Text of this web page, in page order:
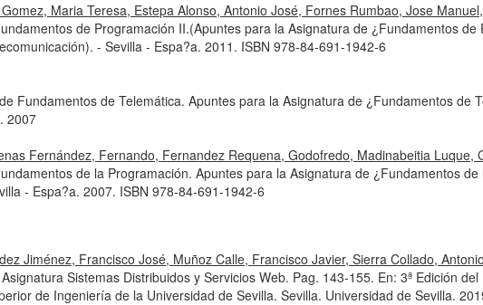
Maria Teresa, Estepa Alonso, Antonio José, Fornes Rumbao, Jose
de Programación II.(Apuntes para la Asignatura de ¿Fundamentos
- Sevilla - Espa?a. 2011. ISBN 978-84-691-1942-6
Fundamentos de Telemática. Apuntes para la Asignatura de ¿Fundamentos de
2007
Fernández, Fernando, Fernandez Requena, Godofredo, Madinabeitia Luque,
de la Programación. Apuntes para la Asignatura de ¿Fundamentos
- Espa?a. 2007. ISBN 978-84-691-1942-6
Jiménez, Francisco José, Muñoz Calle, Francisco Javier, Sierra Collado,
Sistemas Distribuidos y Servicios Web. Pag. 143-155. En: 3ª Edición
de Ingeniería de la Universidad de Sevilla. Sevilla. Universidad de Sevilla.